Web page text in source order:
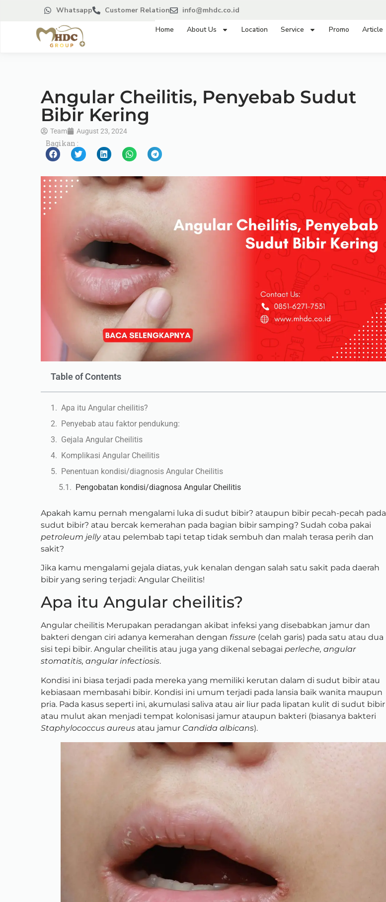
Whatsapp Customer Relation info@mhdc.co.id
Home About Us Location Service Promo Article
Angular Cheilitis, Penyebab Sudut
Bibir Kering
Team August 23, 2024
Bagikan :
Table of Contents
Apa itu Angular cheilitis?
Penyebab atau faktor pendukung:
Gejala Angular Cheilitis
Komplikasi Angular Cheilitis
Penentuan kondisi/diagnosis Angular Cheilitis
Pengobatan kondisi/diagnosa Angular Cheilitis
Apakah kamu pernah mengalami luka di sudut bibir? ataupun bibir pecah-pecah pada
sudut bibir? atau bercak kemerahan pada bagian bibir samping? Sudah coba pakai
petroleum jellyatau pelembab tapi tetap tidak sembuh dan malah terasa perih dan
sakit?
Jika kamu mengalami gejala diatas, yuk kenalan dengan salah satu sakit pada daerah
bibir yang sering terjadi: Angular Cheilitis!
Apa itu Angular cheilitis?
Angular cheilitis Merupakan peradangan akibat infeksi yang disebabkan jamur dan
bakteri dengan ciri adanya kemerahan dengan fissure (celah garis) pada satu atau dua
sisi tepi bibir. Angular cheilitis atau juga yang dikenal sebagai perleche, angular
stomatitis, angular infectiosis.
Kondisi ini biasa terjadi pada mereka yang memiliki kerutan dalam di sudut bibir atau
kebiasaan membasahi bibir. Kondisi ini umum terjadi pada lansia baik wanita maupun
pria. Pada kasus seperti ini, akumulasi saliva atau air liur pada lipatan kulit di sudut bibir
atau mulut akan menjadi tempat kolonisasi jamur ataupun bakteri (biasanya bakteri
Staphylococcus aureus atau jamur Candida albicans).